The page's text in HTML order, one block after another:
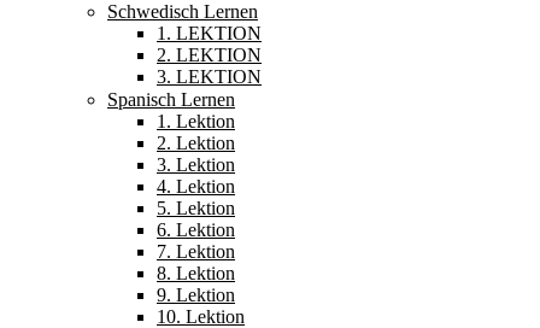
Schwedisch Lernen
1. LEKTION
2. LEKTION
3. LEKTION
Spanisch Lernen
1. Lektion
2. Lektion
3. Lektion
4. Lektion
5. Lektion
6. Lektion
7. Lektion
8. Lektion
9. Lektion
10. Lektion